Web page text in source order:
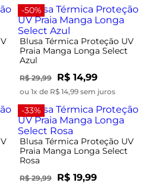
-50%
Blusa Térmica Proteção UV
Praia Manga Longa Select
Azul
R$ 29,99 R$ 14,99
ou 1x de R$ 14,99 sem juros
-33%
Blusa Térmica Proteção UV
Praia Manga Longa Select
Rosa
R$ 29,99 R$ 19,99